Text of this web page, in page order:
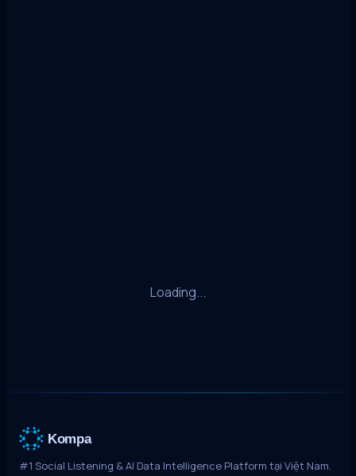
Loading...
Kompa
#1 Social Listening & AI Data Intelligence Platform tại Việt Nam.